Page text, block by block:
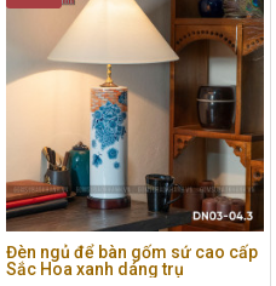
Đèn ngủ để bàn gốm sứ cao cấp
Sắc Hoa xanh dáng trụ